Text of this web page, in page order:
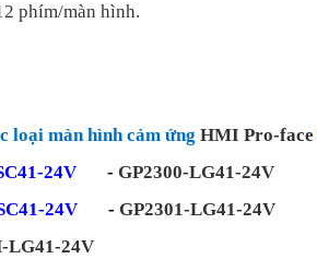
phím/màn hình.
loại màn hình cảm ứng HMI Pro-face
24V - GP2300-LG41-24V
24V - GP2301-LG41-24V
LG41-24V